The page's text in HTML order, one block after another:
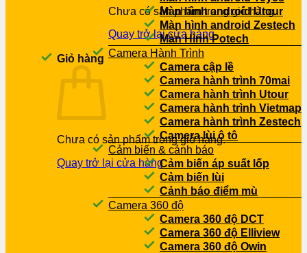
Chưa có sản phẩm trong giỏ hàng.
Quay trở lại cửa hàng
Giỏ hàng
Chưa có sản phẩm trong giỏ hàng.
Quay trở lại cửa hàng
Màn hình android Utour
Màn hình android Zestech
Màn Hình Potech
Camera Hành Trình
Camera cập lề
Camera hành trình 70mai
Camera hành trình Utour
Camera hành trình Vietmap
Camera hành trình Zestech
Camera lùi ô tô
Cảm biến & cảnh báo
Cảm biến áp suất lốp
Cảm biến lùi
Cảnh báo điểm mù
Camera 360 độ
Camera 360 độ DCT
Camera 360 độ Elliview
Camera 360 độ Owin